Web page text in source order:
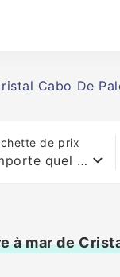
Cabo De
de prix
N'importe quel prix
à mar de